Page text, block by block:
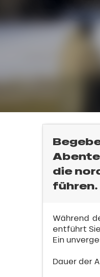
die
führen.
Während
entführt
Ein
Dauer der